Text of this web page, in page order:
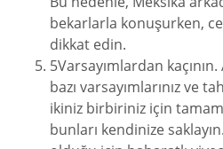
bekarlarla konuşurken,
dikkat edin.
5Varsayımlardan kaçının.
bazı varsayımlarınız ve
ikiniz birbiriniz için
bunları kendinize